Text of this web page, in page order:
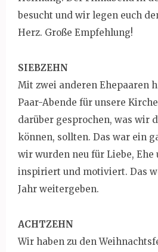
besucht und wir legen euch
Herz. Große Empfehlung!
SIEBZEHN
Mit zwei anderen Ehepaaren
Paar-Abende für unsere
darüber gesprochen, was wir
können, sollten. Das war ein
wir wurden neu für Liebe, Ehe
inspiriert und motiviert. Das
Jahr weitergeben.
ACHTZEHN
Wir haben zu den